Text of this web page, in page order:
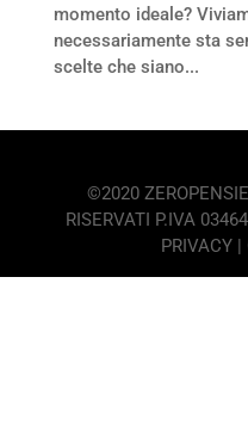
momento ideale?
necessariamente sta
scelte che siano...
©2020
RISERVATI P.IVA
PRIVACY|